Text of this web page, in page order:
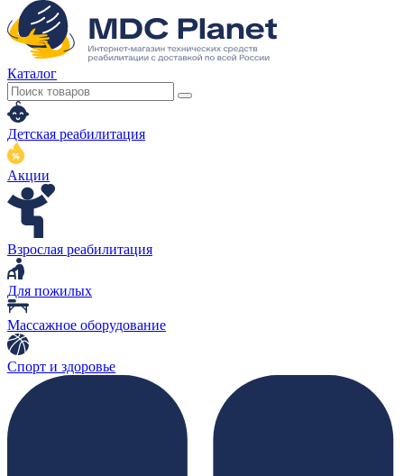
Каталог
Детская реабилитация
Акции
Взрослая реабилитация
Для пожилых
Массажное оборудование
Спорт и здоровье